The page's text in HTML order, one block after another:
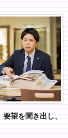
要望を聞き出し、